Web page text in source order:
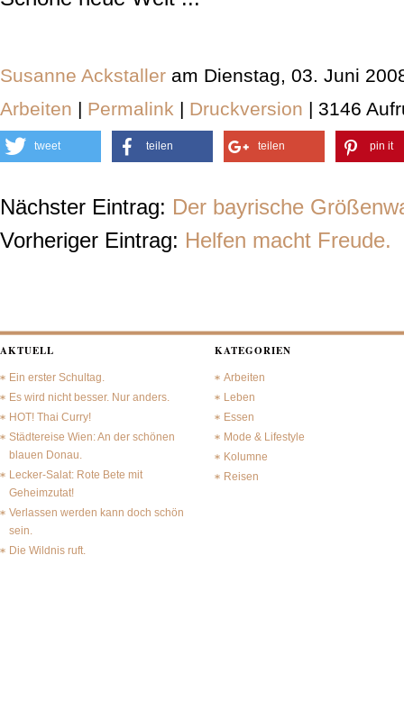
Susanne Ackstaller am Dienstag, 03. Juni
Arbeiten | Permalink | Druckversion | 3146
tweet teilen teilen pin it
Nächster Eintrag: Der bayrische
Vorheriger Eintrag: Helfen macht Freude.
AKTUELL
Ein erster Schultag.
Es wird nicht besser. Nur anders.
HOT! Thai Curry!
Städtereise Wien: An der schönen
blauen Donau.
Lecker-Salat: Rote Bete mit
Geheimzutat!
Verlassen werden kann doch schön
sein.
Die Wildnis ruft.
KATEGORIEN
Arbeiten
Leben
Essen
Mode & Lifestyle
Kolumne
Reisen